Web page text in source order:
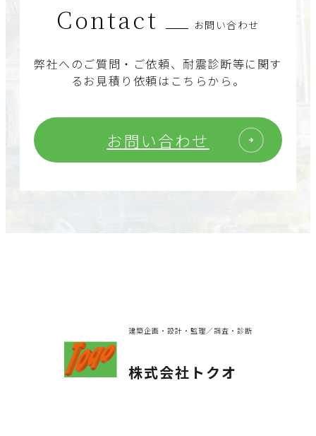
Contact お問い合わせ
弊社へのご質問・ご依頼、耐震診断等に関す
るお見積り依頼はこちらから。
お問い合わせ
建築企画・設計・監理／調査・診断
株式会社トクオ